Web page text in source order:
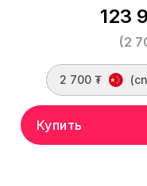
123
(2
2 700 ₮
Купить